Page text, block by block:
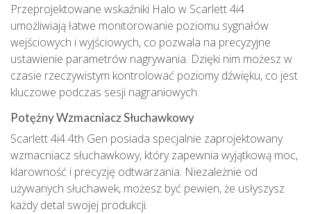
Przeprojektowane wskaźniki Halo w Scarlett 4i4
umożliwiają łatwe monitorowanie poziomu sygnałów
wejściowych i wyjściowych, co pozwala na precyzyjne
ustawienie parametrów nagrywania. Dzięki nim możesz w
czasie rzeczywistym kontrolować poziomy dźwięku, co jest
kluczowe podczas sesji nagraniowych.
Potężny Wzmacniacz Słuchawkowy
Scarlett 4i4 4th Gen posiada specjalnie zaprojektowany
wzmacniacz słuchawkowy, który zapewnia wyjątkową moc,
klarowność i precyzję odtwarzania. Niezależnie od
używanych słuchawek, możesz być pewien, że usłyszysz
każdy detal swojej produkcji.